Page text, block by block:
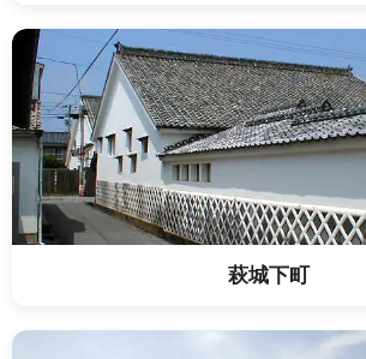
萩城下町